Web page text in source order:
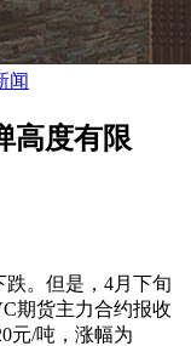
闻
高度有限
。但是，4月下旬
期货主力合约报收
元/吨，涨幅为